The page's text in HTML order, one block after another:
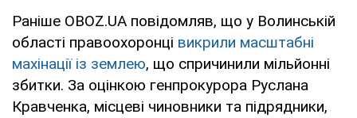
Раніше OBOZ.UA повідомляв, що у Волинській
області правоохоронці викрили масштабні
махінації із землею, що спричинили мільйонні
збитки. За оцінкою генпрокурора Руслана
Кравченка, місцеві чиновники та підрядники,